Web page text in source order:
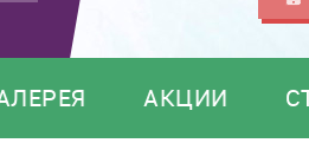
АКЦИИ